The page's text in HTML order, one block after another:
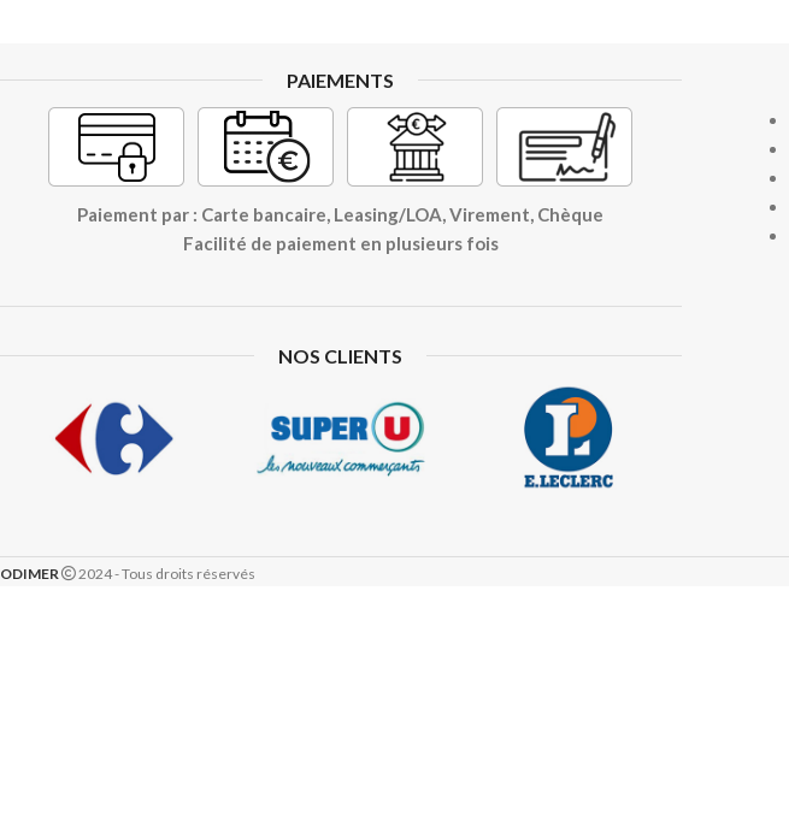
PAIEMENTS
Paiement par : Carte bancaire, Leasing/LOA, Virement, Chèque
Facilité de paiement en plusieurs fois
NOS CLIENTS
ODIMER 2024 - Tous droits réservés